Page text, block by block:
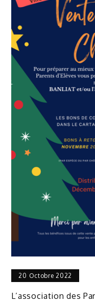
20 Octobre 2022
L’association des